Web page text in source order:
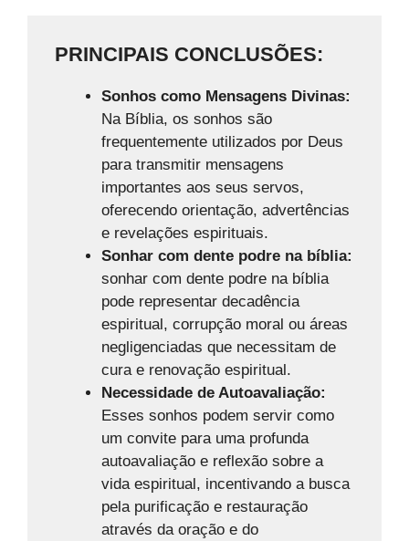
PRINCIPAIS CONCLUSÕES:
Sonhos como Mensagens Divinas:
Na Bíblia, os sonhos são
frequentemente utilizados por Deus
para transmitir mensagens
importantes aos seus servos,
oferecendo orientação, advertências
e revelações espirituais.
Sonhar com dente podre na bíblia:
sonhar com dente podre na bíblia
pode representar decadência
espiritual, corrupção moral ou áreas
negligenciadas que necessitam de
cura e renovação espiritual.
Necessidade de Autoavaliação:
Esses sonhos podem servir como
um convite para uma profunda
autoavaliação e reflexão sobre a
vida espiritual, incentivando a busca
pela purificação e restauração
através da oração e do